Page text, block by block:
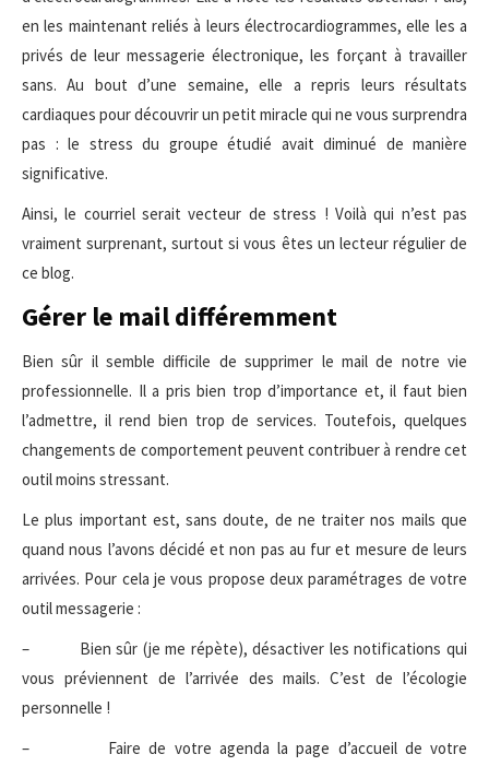
en les maintenant reliés à leurs électrocardiogrammes, elle les a
privés de leur messagerie électronique, les forçant à travailler
sans. Au bout d’une semaine, elle a repris leurs résultats
cardiaques pour découvrir un petit miracle qui ne vous surprendra
pas : le stress du groupe étudié avait diminué de manière
significative.
Ainsi, le courriel serait vecteur de stress ! Voilà qui n’est pas
vraiment surprenant, surtout si vous êtes un lecteur régulier de
ce blog.
Gérer le mail différemment
Bien sûr il semble difficile de supprimer le mail de notre vie
professionnelle. Il a pris bien trop d’importance et, il faut bien
l’admettre, il rend bien trop de services. Toutefois, quelques
changements de comportement peuvent contribuer à rendre cet
outil moins stressant.
Le plus important est, sans doute, de ne traiter nos mails que
quand nous l’avons décidé et non pas au fur et mesure de leurs
arrivées. Pour cela je vous propose deux paramétrages de votre
outil messagerie :
– Bien sûr (je me répète), désactiver les notifications qui
vous préviennent de l’arrivée des mails. C’est de l’écologie
personnelle !
– Faire de votre agenda la page d’accueil de votre